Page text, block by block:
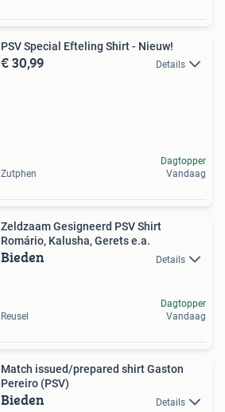
PSV Special Efteling Shirt - Nieuw!
€ 30,99 Details
Zutphen
Dagtopper
Vandaag
Zeldzaam Gesigneerd PSV Shirt
Romário, Kalusha, Gerets e.a.
Bieden Details
Reusel
Dagtopper
Vandaag
Match issued/prepared shirt Gaston
Pereiro (PSV)
Bieden Details